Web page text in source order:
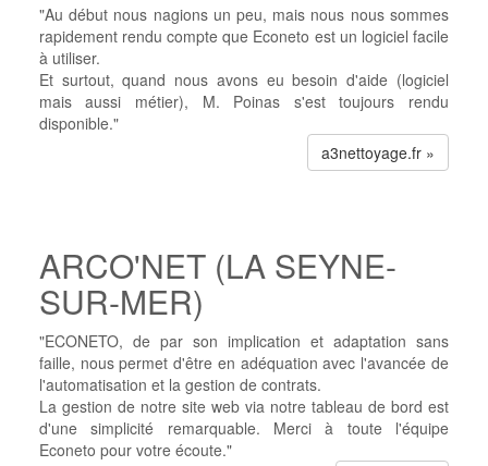
"Au début nous nagions un peu, mais nous nous sommes
rapidement rendu compte que Econeto est un logiciel facile
à utiliser.
Et surtout, quand nous avons eu besoin d'aide (logiciel
mais aussi métier), M. Poinas s'est toujours rendu
disponible."
a3nettoyage.fr »
ARCO'NET (LA SEYNE-
SUR-MER)
"ECONETO, de par son implication et adaptation sans
faille, nous permet d'être en adéquation avec l'avancée de
l'automatisation et la gestion de contrats.
La gestion de notre site web via notre tableau de bord est
d'une simplicité remarquable. Merci à toute l'équipe
Econeto pour votre écoute."